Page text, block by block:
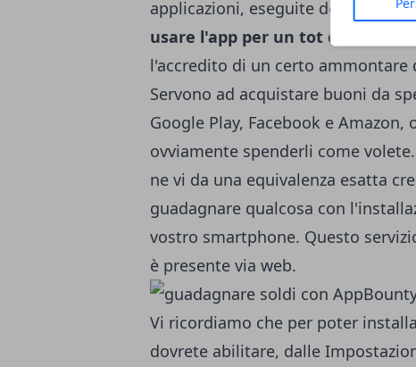
applicazioni, eseguite determinate
usare l'app per un tot di giorni o
l'accredito di un certo ammontare
Servono ad acquistare buoni da
Google Play, Facebook e
ovviamente spenderli come
ne vi da una equivalenza esatta
guadagnare qualcosa con
vostro smartphone. Questo
è presente via web.
Vi ricordiamo che per poter
dovrete abilitare, dalle